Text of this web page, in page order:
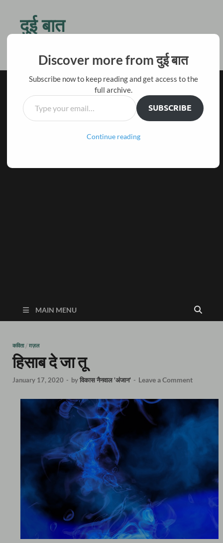
दुई बात
MAIN MENU
कविता/ ग़ज़ल
हिसाब दे जा तू
January 17, 2020 - byविकास नैनवाल 'अंजान' - Leave a Comment
Discover more from दुई बात
Subscribe now to keep reading and get access to the
full archive.
SUBSCRIBE
Continue reading